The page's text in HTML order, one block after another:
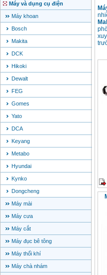
Máy và dụng cụ điện
Máy khoan
Bosch
Makita
DCK
Hikoki
Dewalt
FEG
Gomes
Yato
DCA
Keyang
Metabo
Hyundai
Kynko
Dongcheng
Máy mài
Máy cưa
Máy cắt
Máy đục bê tông
Máy thổi khí
Máy chà nhám